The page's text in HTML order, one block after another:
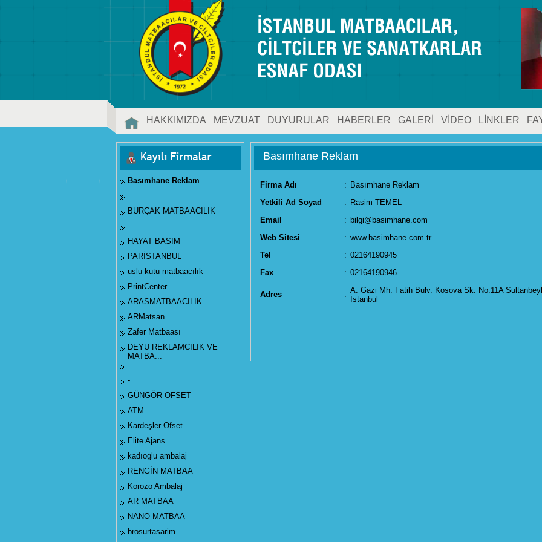
HAKKIMIZDA MEVZUAT DUYURULAR HABERLER GALERİ VİDEO LİNKLER
İLETİŞİM
Basımhane Reklam
BURÇAK MATBAACILIK
HAYAT BASIM
PARİSTANBUL
uslu kutu matbaacılık
PrintCenter
ARASMATBAACILIK
ARMatsan
Zafer Matbaası
DEYU REKLAMCILIK VE
MATBA...
-
GÜNGÖR OFSET
ATM
Kardeşler Ofset
Elite Ajans
kadıoglu ambalaj
RENGİN MATBAA
Korozo Ambalaj
AR MATBAA
NANO MATBAA
brosurtasarim
Basımhane Reklam
Firma Adı : Basımhane Reklam
Yetkili Ad Soyad
: Rasim TEMEL
Email
: bilgi@basimhane.com
Web Sitesi
: www.basimhane.com.tr
Tel
: 02164190945
Fax
: 02164190946
Adres : A. Gazi Mh. Fatih Bulv. Kosova Sk. No:11A
İstanbul